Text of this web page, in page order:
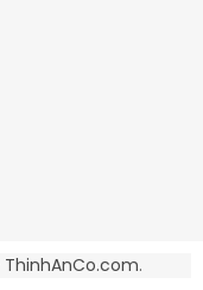
ThinhAnCo.com.